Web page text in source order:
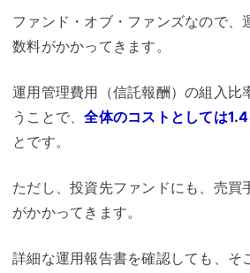
ファンド・オブ・ファンズなので、
数料がかかってきます。
運用管理費用（信託報酬）の組入比
うことで、全体のコストとしては
とです。
ただし、投資先ファンドにも、売買
がかかってきます。
詳細な運用報告書を確認しても、そ